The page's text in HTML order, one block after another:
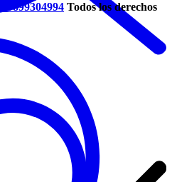
+59899304994 Todos los derechos